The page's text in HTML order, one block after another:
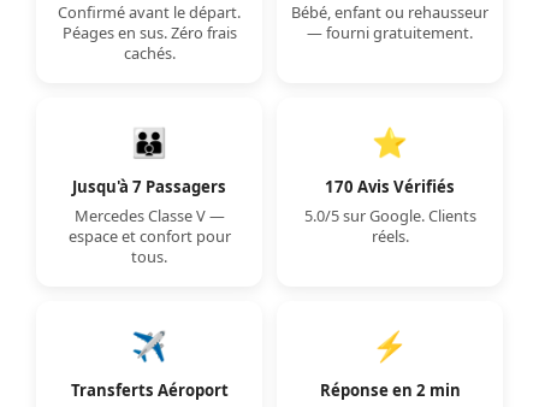
Confirmé avant le départ.
Péages en sus. Zéro frais
cachés.
Bébé, enfant ou rehausseur
— fourni gratuitement.
👪
Jusqu'à 7 Passagers
Mercedes Classe V —
espace et confort pour
tous.
⭐
170 Avis Vérifiés
5.0/5 sur Google. Clients
réels.
✈️
Transferts Aéroport
⚡
Réponse en 2 min